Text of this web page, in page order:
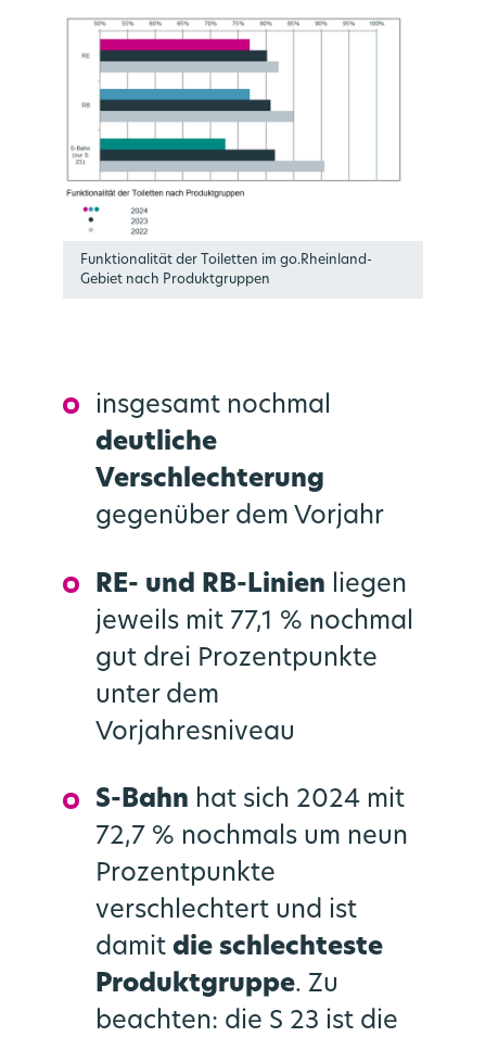
Funktionalität der Toiletten im go.Rheinland-
Gebiet nach Produktgruppen
insgesamt nochmal
deutliche
Verschlechterung
gegenüber dem Vorjahr
RE- und RB-Linien liegen
jeweils mit 77,1 % nochmal
gut drei Prozentpunkte
unter dem
Vorjahresniveau
S-Bahn hat sich 2024 mit
72,7 % nochmals um neun
Prozentpunkte
verschlechtert und ist
damit die schlechteste
Produktgruppe. Zu
beachten: die S 23 ist die